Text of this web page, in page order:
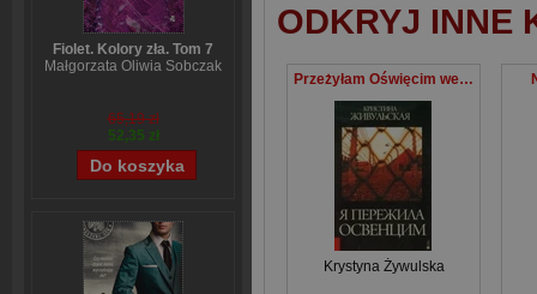
Fiolet. Kolory zła. Tom 7
Małgorzata Oliwia Sobczak
65,19 zł
52,35 zł
ODKRYJ INNE
Przeżyłam Oświęcim wersja rosyjska
Krystyna Żywulska